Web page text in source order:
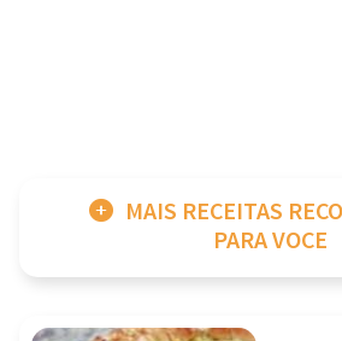
MAIS RECEITAS
PARA VOCE